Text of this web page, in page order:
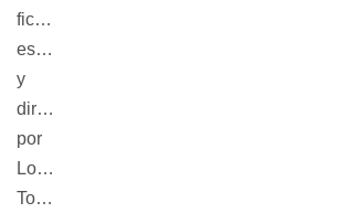
ficción
escrito
y
dirigido
por
Lorenzo
Tocco.